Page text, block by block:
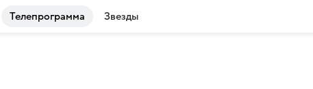
Телепрограмма Звезды